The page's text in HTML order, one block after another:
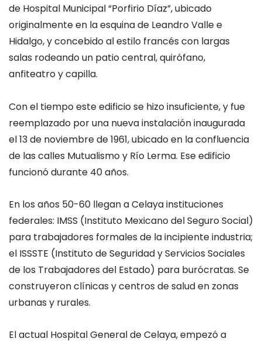
de Hospital Municipal “Porfirio Díaz”, ubicado
originalmente en la esquina de Leandro Valle e
Hidalgo, y concebido al estilo francés con largas
salas rodeando un patio central, quirófano,
anfiteatro y capilla.
Con el tiempo este edificio se hizo insuficiente,y fue
reemplazado por una nueva instalación inaugurada
el 13 de noviembre de 1961, ubicadoen la confluencia
de las calles Mutualismo y Río Lerma. Ese edificio
funcionó durante 40 años.
En los años 50-60 llegan a Celaya instituciones
federales: IMSS (Instituto Mexicano del Seguro Social)
para trabajadores formales de la incipiente industria;
el ISSSTE (Instituto de Seguridad y Servicios Sociales
de los Trabajadores del Estado) para burócratas. Se
construyeron clínicas y centros de salud en zonas
urbanas y rurales.
Elactual HospitalGeneralde Celaya,empezó a